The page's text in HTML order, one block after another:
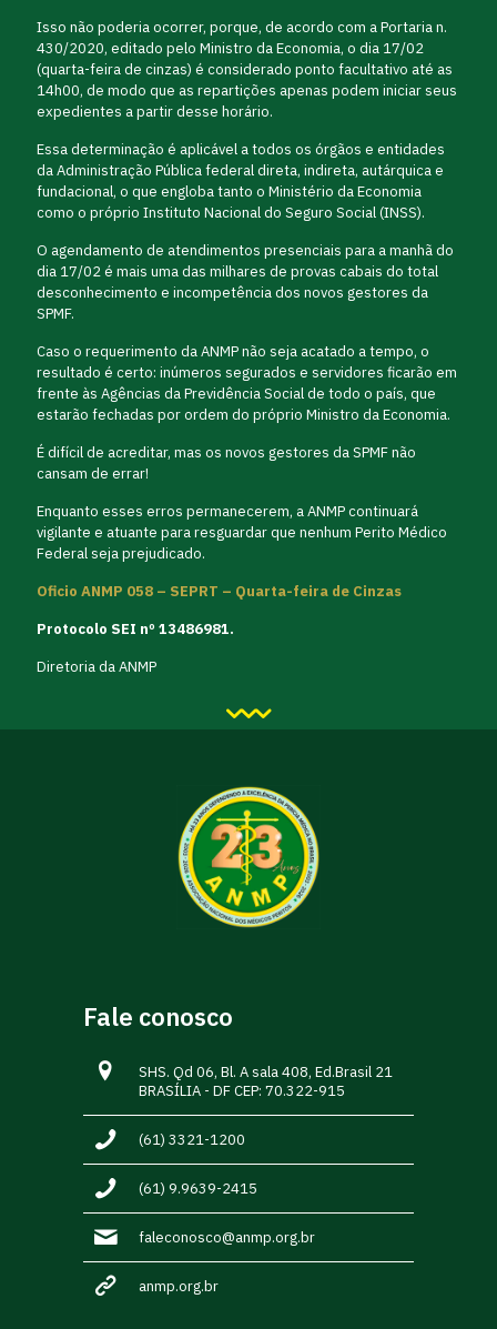
Isso não poderia ocorrer, porque, de acordo com a Portaria n.
430/2020, editado pelo Ministro da Economia, o dia 17/02
(quarta-feira de cinzas) é considerado ponto facultativo até as
14h00, de modo que as repartições apenas podem iniciar seus
expedientes a partir desse horário.
Essa determinação é aplicável a todos os órgãos e entidades
da Administração Pública federal direta, indireta, autárquica e
fundacional, o que engloba tanto o Ministério da Economia
como o próprio Instituto Nacional do Seguro Social (INSS).
O agendamento de atendimentos presenciais para a manhã do
dia 17/02 é mais uma das milhares de provas cabais do total
desconhecimento e incompetência dos novos gestores da
SPMF.
Caso o requerimento da ANMP não seja acatado a tempo, o
resultado é certo: inúmeros segurados e servidores ficarão em
frente às Agências da Previdência Social de todo o país, que
estarão fechadas por ordem do próprio Ministro da Economia.
É difícil de acreditar, mas os novos gestores da SPMF não
cansam de errar!
Enquanto esses erros permanecerem, a ANMP continuará
vigilante e atuante para resguardar que nenhum Perito Médico
Federal seja prejudicado.
Oficio ANMP 058 – SEPRT – Quarta-feira de Cinzas
Protocolo SEI nº 13486981.
Diretoria da ANMP
Fale conosco
SHS. Qd 06, Bl. A sala 408, Ed.Brasil 21
BRASÍLIA - DF CEP: 70.322-915
(61) 3321-1200
(61) 9.9639-2415
faleconosco@anmp.org.br
anmp.org.br